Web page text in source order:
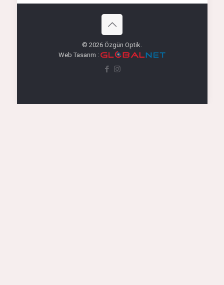
© 2026 Özgün Optik.
Web Tasarım :